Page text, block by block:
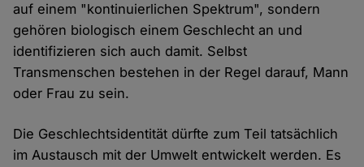
auf einem "kontinuierlichen Spektrum", sondern
gehören biologisch einem Geschlecht an und
identifizieren sich auch damit. Selbst
Transmenschen bestehen in der Regel darauf, Mann
oder Frau zu sein.
Die Geschlechtsidentität dürfte zum Teil tatsächlich
im Austausch mit der Umwelt entwickelt werden. Es